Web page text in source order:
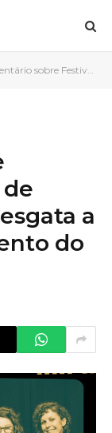
de Teatro de Bonecos resgata a história do maior evento do gênero no Brasil
a
do